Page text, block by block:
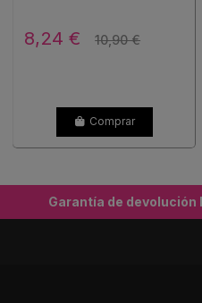
8,24 € 10,90 €
Comprar
Garantía de devolución